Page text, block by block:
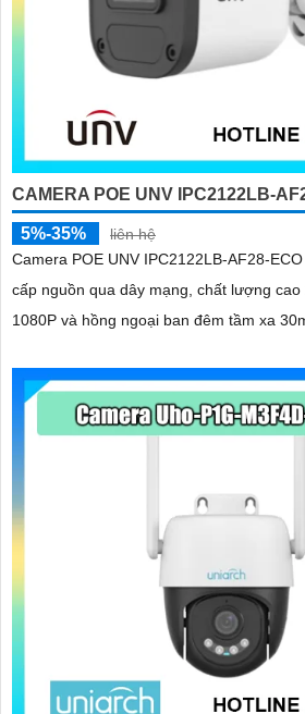
CAMERA POE UNV IPC2122LB-
5%-35%
liên hệ
Camera POE UNV IPC2122LB-AF28-
cấp nguồn qua dây mạng, chất lượng cao
1080P và hồng ngoại ban đêm tầm xa